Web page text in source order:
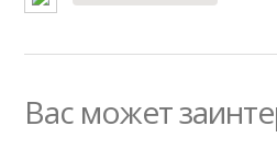
Вас может